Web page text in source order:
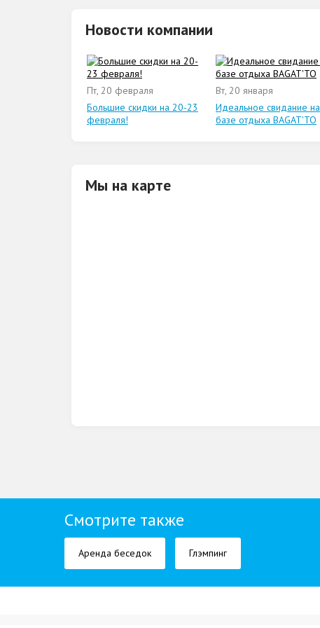
Новости компании
Пт, 20 февраля
Большие скидки на 20-23
февраля!
Вт, 20 января
Идеальное свидание на
базе отдыха BAGAT'TO
Мы на карте
Смотрите также
Аренда беседок Глэмпинг